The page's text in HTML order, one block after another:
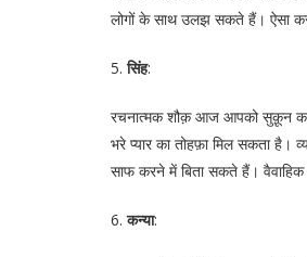
लोगों के साथ उलझ सकते हैं। ऐसा
5.सिंह:
रचनात्मक शौक़ आज आपको सुक़ून का
भरे प्यार का तोहफ़ा मिल सकता
साफ करने में बिता सकते हैं।
6.कन्या: